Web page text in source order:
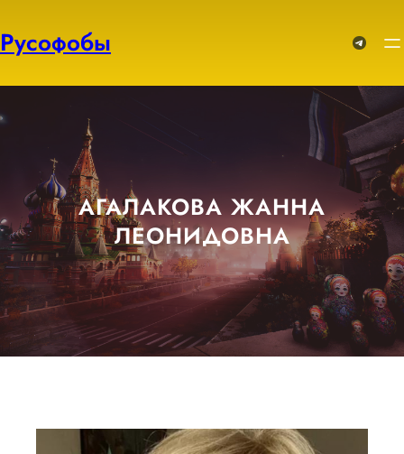
к
содержимому
Русофобы Telegram
АГАЛАКОВА ЖАННА
ЛЕОНИДОВНА